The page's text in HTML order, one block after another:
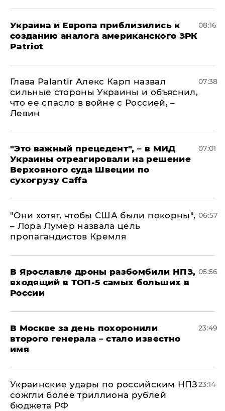
Украина и Европа приблизились к
созданию аналога американского ЗРК
Patriot
08:16
Глава Palantir Алекс Карп назвал
сильные стороны Украины и объяснил,
что ее спасло в войне с Россией, –
Левин
07:38
"Это важный прецедент", – в МИД
Украины отреагировали на решение
Верховного суда Швеции по
сухогрузу Caffa
07:01
"Они хотят, чтобы США были покорны",
– Лора Лумер назвала цель
пропагандистов Кремля
06:57
В Ярославле дроны разбомбили НПЗ,
входящий в ТОП-5 самых больших в
России
05:56
В Москве за день похоронили
второго генерала – стало известно
имя
23:49
Украинские удары по российским НПЗ
сожгли более триллиона рублей
бюджета РФ
23:14